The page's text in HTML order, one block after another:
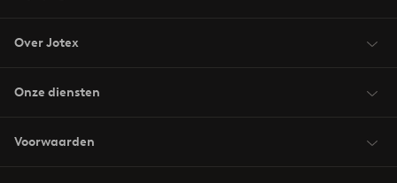
Over Jotex
Onze diensten
Voorwaarden